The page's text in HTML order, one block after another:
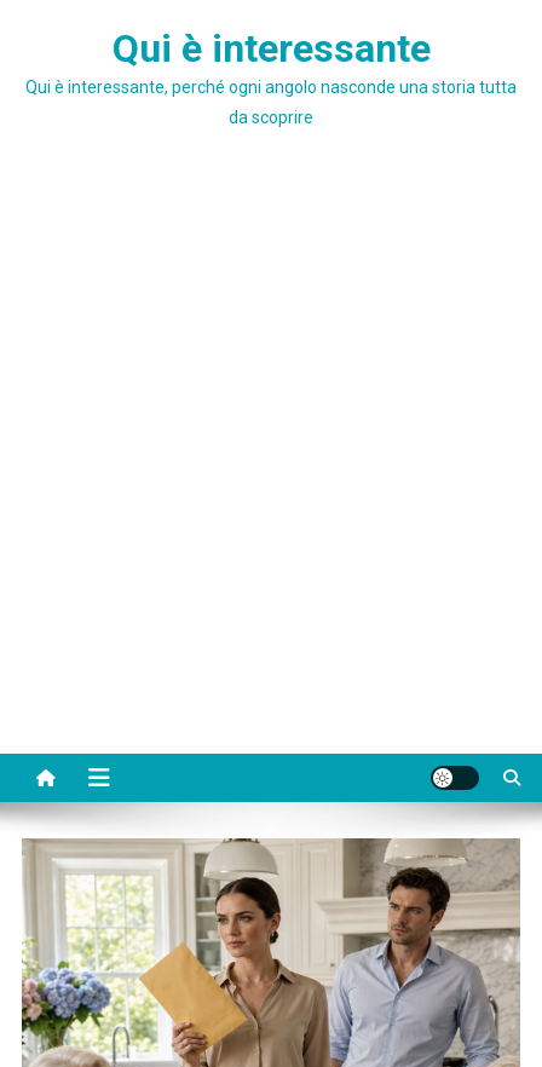
Qui è interessante
Qui è interessante, perché ogni angolo nasconde una storia tutta
da scoprire